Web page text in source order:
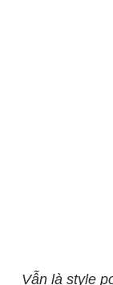
Vẫn là style